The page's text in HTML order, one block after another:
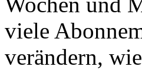
viele
verändern,